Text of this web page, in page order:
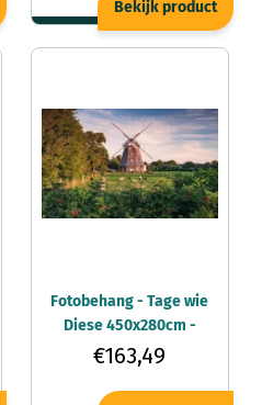
Bekijk product
Fotobehang - Tage wie
Diese 450x280cm -
Vliesbehang
€163,49